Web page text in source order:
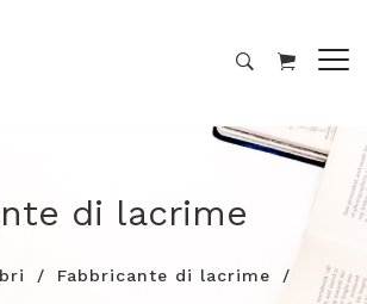
di lacrime
Fabbricante di lacrime